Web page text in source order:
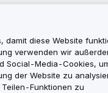
damit diese Website
verwenden wir
Social-Media-Cookies,
der Website zu
Funktionen zu